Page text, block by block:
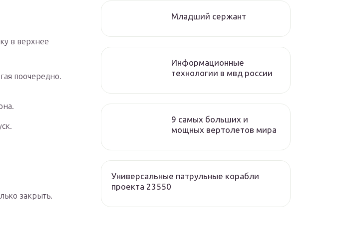
в верхнее
поочередно.
закрыть.
Младший сержант
Информационные
технологии в мвд россии
9 самых больших и
мощных вертолетов мира
Универсальные патрульные корабли
проекта 23550